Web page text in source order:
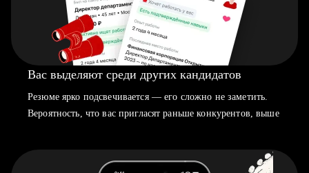
Вас выделяют среди других кандидатов
Резюме ярко подсвечивается — его сложно не заметить.
Вероятность, что вас пригласят раньше конкурентов, выше